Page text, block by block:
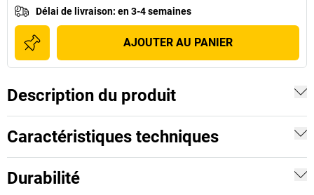
Délai de livraison: en 3-4 semaines
AJOUTER AU PANIER
Description du produit
Caractéristiques techniques
Durabilité